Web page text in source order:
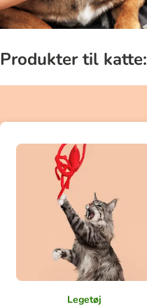
Produkter til katte:
Legetøj